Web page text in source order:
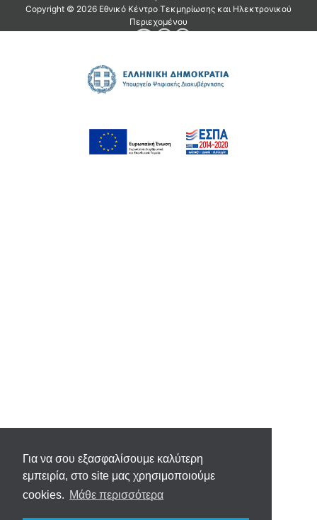
Για να σου εξασφαλίσουμε καλύτερη
εμπειρία, στο site μας χρησιμοποιούμε
cookies. Μάθε περισσότερα